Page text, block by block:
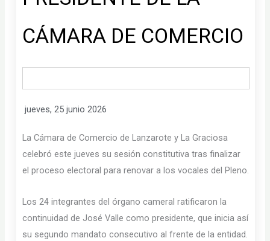
CÁMARA DE COMERCIO
jueves, 25 junio 2026
La Cámara de Comercio de Lanzarote y La Graciosa
celebró este jueves su sesión constitutiva tras finalizar
el proceso electoral para renovar a los vocales del Pleno.
Los 24 integrantes del órgano cameral ratificaron la
continuidad de José Valle como presidente, que inicia así
su segundo mandato consecutivo al frente de la entidad.